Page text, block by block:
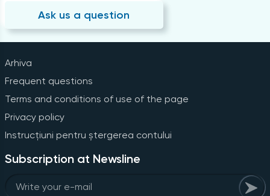
Ask us a question
Arhiva
Frequent questions
Terms and conditions of use of the page
Privacy policy
Instrucțiuni pentru ștergerea contului
Subscription at Newsline